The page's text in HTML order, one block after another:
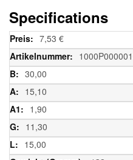
Specifications
Weitere
Informationen
7,53 €
30,00
15,10
1,90
11,30
15,00